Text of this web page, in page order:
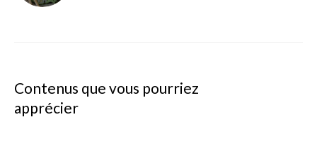
Contenus que vous pourriez
apprécier